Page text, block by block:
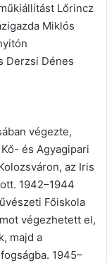
Lőrincz
Miklós
Derzsi Dénes
végezte,
és Agyagipari
az Iris
1942–1944
Főiskola
végezhetett el,
majd a
1945–